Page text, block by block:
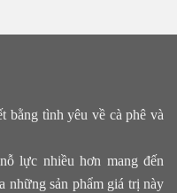
bằng tình yêu về cà phê và
lực nhiều hơn mang đến
những sản phẩm giá trị này